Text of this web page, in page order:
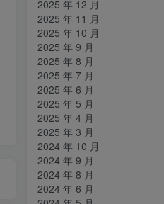
2025 年 12 月
2025 年 11 月
2025 年 10 月
2025 年 9 月
2025 年 8 月
2025 年 7 月
2025 年 6 月
2025 年 5 月
2025 年 4 月
2025 年 3 月
2024 年 10 月
2024 年 9 月
2024 年 8 月
2024 年 6 月